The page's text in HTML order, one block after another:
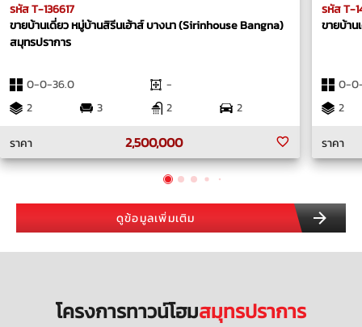
รหัส T-136617
ขายบ้านเดี่ยว หมู่บ้านสิรีนเฮ้าส์ บางนา (Sirinhouse Bangna)
สมุทรปราการ
0-0-36.0
-
2
3 2
2
ราคา
2,500,000
รหัส T-
ขายบ้าน
0-
2
ราคา
ดูข้อมูลเพิ่มเติม
โครงการทาวน์โฮมสมุทรปราการ